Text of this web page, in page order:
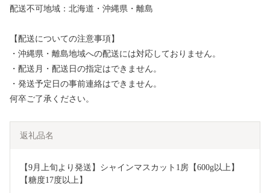
配送不可地域：北海道・沖縄県・離島
【配送についての注意事項】
・沖縄県・離島地域への配送には対応しておりません。
・配送月・配送日の指定はできません。
・発送予定日の事前連絡はできません。
何卒ご了承ください。
返礼品名
【9月上旬より発送】シャインマスカット1房【600g以上】
【糖度17度以上】